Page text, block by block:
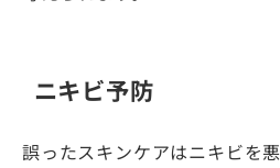
ニキビ予防
誤ったスキンケアはニキビを